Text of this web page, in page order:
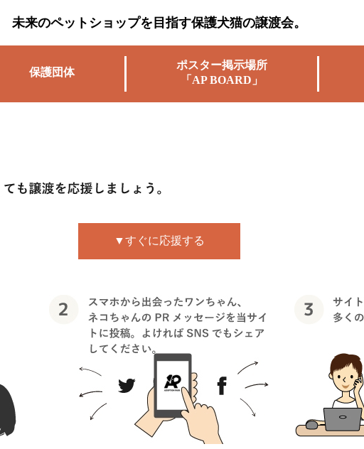
未来のペットショップを目指す保護犬猫の譲渡会。
保護団体
ポスター掲示場所
「AP BOARD」
▼すぐに応援する